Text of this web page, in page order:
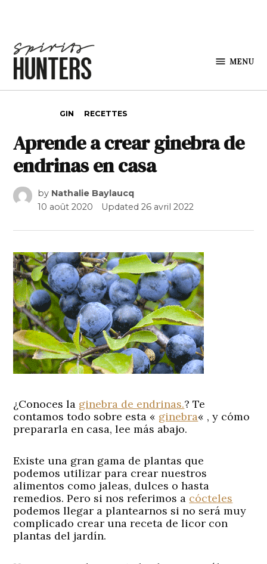
MENU
GIN RECETTES
Aprende a crear ginebra de
endrinas en casa
by Nathalie Baylaucq
10 août 2020
Updated26 avril 2022
¿Conoces la ginebra de endrinas.? Te
contamos todo sobre esta « ginebra« , y cómo
prepararla en casa, lee más abajo.
Existe una gran gama de plantas que
podemos utilizar para crear nuestros
alimentos como jaleas, dulces o hasta
remedios. Pero si nos referimos a cócteles
podemos llegar a plantearnos si no será muy
complicado crear una receta de licor con
plantas del jardín.